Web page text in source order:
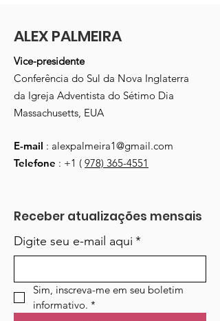
ALEX PALMEIRA
Vice-presidente
Conferência do Sul da Nova Inglaterra
da Igreja Adventista do Sétimo Dia
Massachusetts, EUA
E-mail : alexpalmeira1@gmail.com
Telefone : +1 ( 978) 365-4551
Receber atualizações mensais
Digite seu e-mail aqui *
Sim, inscreva-me em seu boletim
informativo. *